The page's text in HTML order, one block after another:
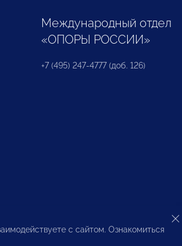
Международный отдел
«ОПОРЫ РОССИИ»
+7 (495) 247-4777 (доб. 126)
с сайтом. Ознакомиться